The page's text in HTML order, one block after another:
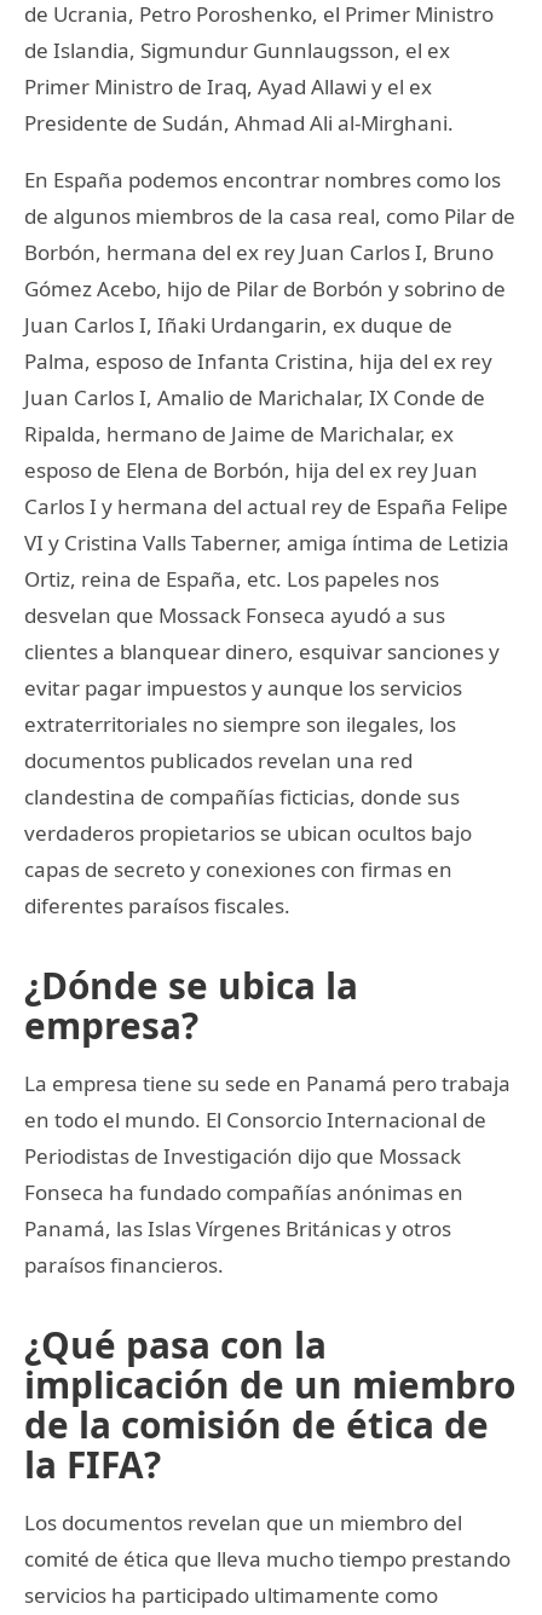
de Ucrania, Petro Poroshenko, el Primer Ministro
de Islandia, Sigmundur Gunnlaugsson, el ex
Primer Ministro de Iraq, Ayad Allawi y el ex
Presidente de Sudán, Ahmad Ali al-Mirghani.
En España podemos encontrar nombres como los
de algunos miembros de la casa real, como Pilar de
Borbón, hermana del ex rey Juan Carlos I, Bruno
Gómez Acebo, hijo de Pilar de Borbón y sobrino de
Juan Carlos I, Iñaki Urdangarin, ex duque de
Palma, esposo de Infanta Cristina, hija del ex rey
Juan Carlos I, Amalio de Marichalar, IX Conde de
Ripalda, hermano de Jaime de Marichalar, ex
esposo de Elena de Borbón, hija del ex rey Juan
Carlos I y hermana del actual rey de España Felipe
VI y Cristina Valls Taberner, amiga íntima de Letizia
Ortiz, reina de España, etc. Los papeles nos
desvelan que Mossack Fonseca ayudó a sus
clientes a blanquear dinero, esquivar sanciones y
evitar pagar impuestos y aunque los servicios
extraterritoriales no siempre son ilegales, los
documentos publicados revelan una red
clandestina de compañías ficticias, donde sus
verdaderos propietarios se ubican ocultos bajo
capas de secreto y conexiones con firmas en
diferentes paraísos fiscales.
¿Dónde se ubica la
empresa?
La empresa tiene su sede en Panamá pero trabaja
en todo el mundo. El Consorcio Internacional de
Periodistas de Investigación dijo que Mossack
Fonseca ha fundado compañías anónimas en
Panamá, las Islas Vírgenes Británicas y otros
paraísos financieros.
¿Qué pasa con la
implicación de un miembro
de la comisión de ética de
la FIFA?
Los documentos revelan que un miembro del
comité de ética que lleva mucho tiempo prestando
servicios ha participado ultimamente como